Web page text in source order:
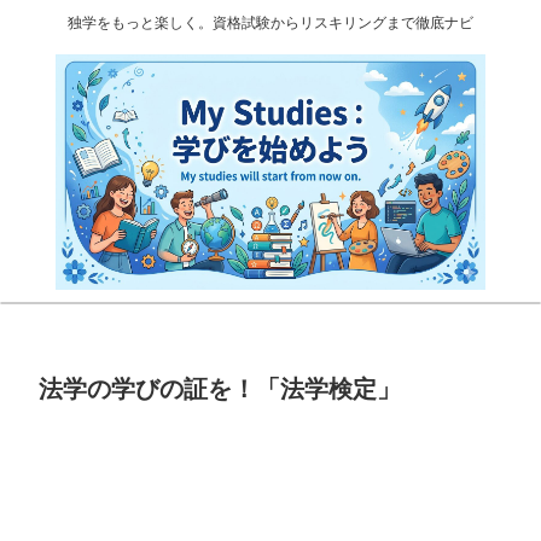
独学をもっと楽しく。資格試験からリスキリングまで徹底ナビ
法学の学びの証を！「法学検定」